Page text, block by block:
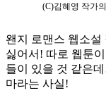
(C)김혜영 작가
왠지 로맨스 웹소설
싫어서! 따로 웹툰
들이 있을 것 같은
마라는 사실!